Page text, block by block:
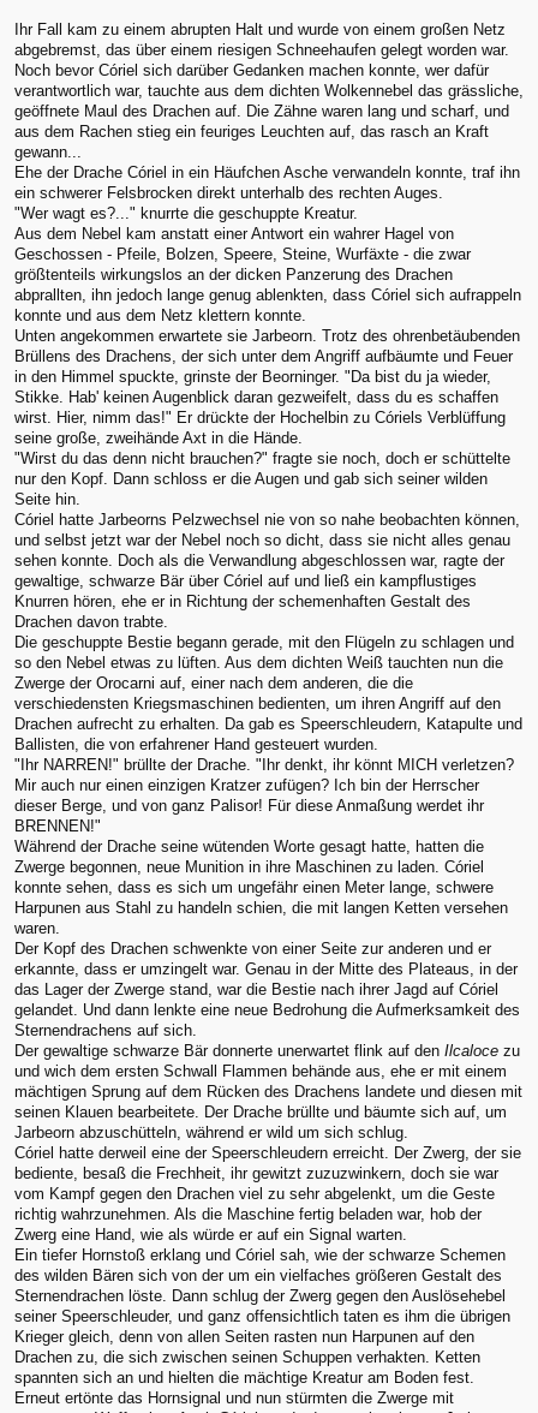
Ihr Fall kam zu einem abrupten Halt und wurde von einem großen Netz
abgebremst, das über einem riesigen Schneehaufen gelegt worden war.
Noch bevor Córiel sich darüber Gedanken machen konnte, wer dafür
verantwortlich war, tauchte aus dem dichten Wolkennebel das grässliche,
geöffnete Maul des Drachen auf. Die Zähne waren lang und scharf, und
aus dem Rachen stieg ein feuriges Leuchten auf, das rasch an Kraft
gewann...
Ehe der Drache Córiel in ein Häufchen Asche verwandeln konnte, traf ihn
ein schwerer Felsbrocken direkt unterhalb des rechten Auges.
"Wer wagt es?..." knurrte die geschuppte Kreatur.
Aus dem Nebel kam anstatt einer Antwort ein wahrer Hagel von
Geschossen - Pfeile, Bolzen, Speere, Steine, Wurfäxte - die zwar
größtenteils wirkungslos an der dicken Panzerung des Drachen
abprallten, ihn jedoch lange genug ablenkten, dass Córiel sich aufrappeln
konnte und aus dem Netz klettern konnte.
Unten angekommen erwartete sie Jarbeorn. Trotz des ohrenbetäubenden
Brüllens des Drachens, der sich unter dem Angriff aufbäumte und Feuer
in den Himmel spuckte, grinste der Beorninger. "Da bist du ja wieder,
Stikke. Hab' keinen Augenblick daran gezweifelt, dass du es schaffen
wirst. Hier, nimm das!" Er drückte der Hochelbin zu Córiels Verblüffung
seine große, zweihände Axt in die Hände.
"Wirst du das denn nicht brauchen?" fragte sie noch, doch er schüttelte
nur den Kopf. Dann schloss er die Augen und gab sich seiner wilden
Seite hin.
Córiel hatte Jarbeorns Pelzwechsel nie von so nahe beobachten können,
und selbst jetzt war der Nebel noch so dicht, dass sie nicht alles genau
sehen konnte. Doch als die Verwandlung abgeschlossen war, ragte der
gewaltige, schwarze Bär über Córiel auf und ließ ein kampflustiges
Knurren hören, ehe er in Richtung der schemenhaften Gestalt des
Drachen davon trabte.
Die geschuppte Bestie begann gerade, mit den Flügeln zu schlagen und
so den Nebel etwas zu lüften. Aus dem dichten Weiß tauchten nun die
Zwerge der Orocarni auf, einer nach dem anderen, die die
verschiedensten Kriegsmaschinen bedienten, um ihren Angriff auf den
Drachen aufrecht zu erhalten. Da gab es Speerschleudern, Katapulte und
Ballisten, die von erfahrener Hand gesteuert wurden.
"Ihr NARREN!" brüllte der Drache. "Ihr denkt, ihr könnt MICH verletzen?
Mir auch nur einen einzigen Kratzer zufügen? Ich bin der Herrscher
dieser Berge, und von ganz Palisor! Für diese Anmaßung werdet ihr
BRENNEN!"
Während der Drache seine wütenden Worte gesagt hatte, hatten die
Zwerge begonnen, neue Munition in ihre Maschinen zu laden. Córiel
konnte sehen, dass es sich um ungefähr einen Meter lange, schwere
Harpunen aus Stahl zu handeln schien, die mit langen Ketten versehen
waren.
Der Kopf des Drachen schwenkte von einer Seite zur anderen und er
erkannte, dass er umzingelt war. Genau in der Mitte des Plateaus, in der
das Lager der Zwerge stand, war die Bestie nach ihrer Jagd auf Córiel
gelandet. Und dann lenkte eine neue Bedrohung die Aufmerksamkeit des
Sternendrachens auf sich.
Der gewaltige schwarze Bär donnerte unerwartet flink auf den Ilcaloce zu
und wich dem ersten Schwall Flammen behände aus, ehe er mit einem
mächtigen Sprung auf dem Rücken des Drachens landete und diesen mit
seinen Klauen bearbeitete. Der Drache brüllte und bäumte sich auf, um
Jarbeorn abzuschütteln, während er wild um sich schlug.
Córiel hatte derweil eine der Speerschleudern erreicht. Der Zwerg, der sie
bediente, besaß die Frechheit, ihr gewitzt zuzuzwinkern, doch sie war
vom Kampf gegen den Drachen viel zu sehr abgelenkt, um die Geste
richtig wahrzunehmen. Als die Maschine fertig beladen war, hob der
Zwerg eine Hand, wie als würde er auf ein Signal warten.
Ein tiefer Hornstoß erklang und Córiel sah, wie der schwarze Schemen
des wilden Bären sich von der um ein vielfaches größeren Gestalt des
Sternendrachen löste. Dann schlug der Zwerg gegen den Auslösehebel
seiner Speerschleuder, und ganz offensichtlich taten es ihm die übrigen
Krieger gleich, denn von allen Seiten rasten nun Harpunen auf den
Drachen zu, die sich zwischen seinen Schuppen verhakten. Ketten
spannten sich an und hielten die mächtige Kreatur am Boden fest.
Erneut ertönte das Hornsignal und nun stürmten die Zwerge mit